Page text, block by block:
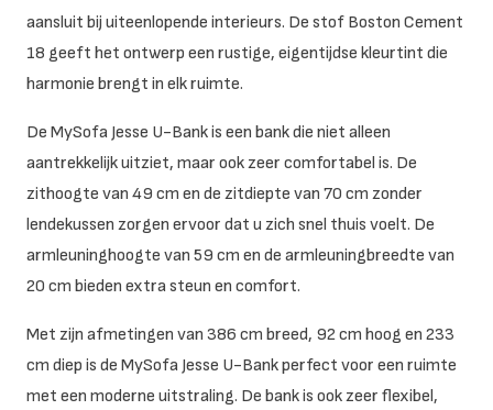
aansluit bij uiteenlopende interieurs. De stof Boston Cement
18 geeft het ontwerp een rustige, eigentijdse kleurtint die
harmonie brengt in elk ruimte.
De MySofa Jesse U-Bank is een bank die niet alleen
aantrekkelijk uitziet, maar ook zeer comfortabel is. De
zithoogte van 49 cm en de zitdiepte van 70 cm zonder
lendekussen zorgen ervoor dat u zich snel thuis voelt. De
armleuninghoogte van 59 cm en de armleuningbreedte van
20 cm bieden extra steun en comfort.
Met zijn afmetingen van 386 cm breed, 92 cm hoog en 233
cm diep is de MySofa Jesse U-Bank perfect voor een ruimte
met een moderne uitstraling. De bank is ook zeer flexibel,